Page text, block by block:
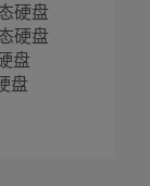
硬盘
硬盘
盘
盘